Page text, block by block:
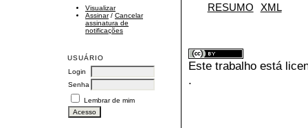
Visualizar
Assinar/ Cancelar
assinatura de
notificações
USUÁRIO
Login
Senha
Lembrar de mim
RESUMO XML
Este trabalho está
.